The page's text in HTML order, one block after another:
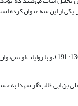
یکی از این سه عنوان کرده
این روایت در مجامع روایی شیعه نقل نشده، مضافاً به اینکه ابوهریره از نظر رجالیون شیعه جاعل حدیث به حساب می‌آید
چگونه می‌توان افرادی مثل طلحه و زبیر را که بر امام خود خروج کردند و باعث ریخته شدن خون‌های